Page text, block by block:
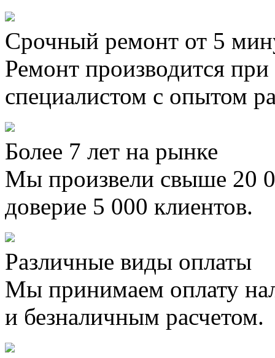
Срочный ремонт от 5
Ремонт производится
специалистом с опытом
Более 7 лет на рынке
Мы произвели свыше 20
доверие 5 000 клиентов.
Различные виды оплаты
Мы принимаем оплату
и безналичным расчетом.